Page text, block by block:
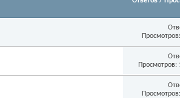
Просмотров: